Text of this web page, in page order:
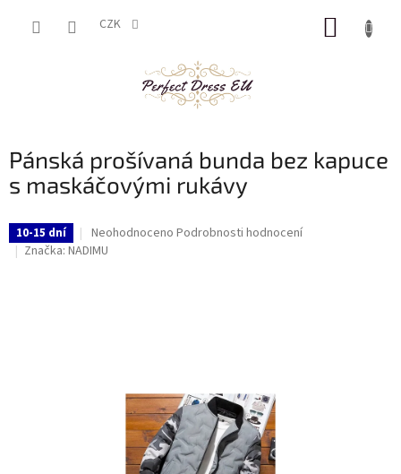
CZK
Pánská prošívaná bunda bez kapuce
s maskáčovými rukávy
10-15 dní
Průměrné
hodnocení
Neohodnoceno Podrobnosti hodnocení
Značka: NADIMU